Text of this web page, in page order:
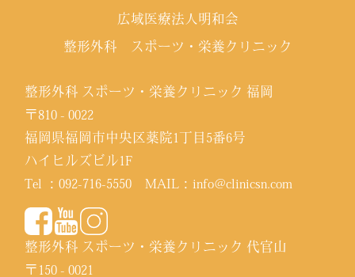
広域医療法人明和会
整形外科 スポーツ・栄養クリニック
整形外科 スポーツ・栄養クリニック 福岡
〒810 - 0022
福岡県福岡市中央区薬院1丁目5番6号
ハイヒルズビル1F
Tel ：092-716-5550 MAIL：info@clinicsn.com
整形外科 スポーツ・栄養クリニック 代官山
〒150 - 0021